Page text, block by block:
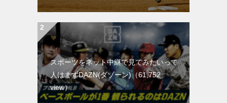
スポーツをネット中継で見てみたいって
人はまずDAZN(ダゾーン)（61,752
view）